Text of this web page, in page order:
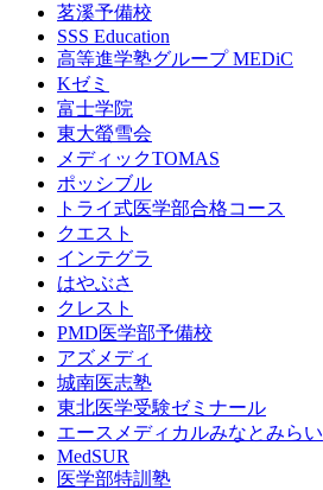
茗溪予備校
SSS Education
高等進学塾グループ MEDiC
Kゼミ
富士学院
東大螢雪会
メディックTOMAS
ポッシブル
トライ式医学部合格コース
クエスト
インテグラ
はやぶさ
クレスト
PMD医学部予備校
アズメディ
城南医志塾
東北医学受験ゼミナール
エースメディカルみなとみらい
MedSUR
医学部特訓塾